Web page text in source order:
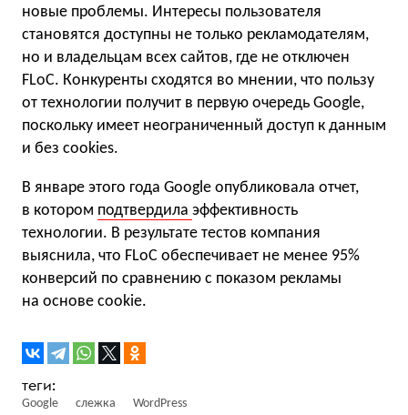
новые проблемы. Интересы пользователя
становятся доступны не только рекламодателям,
но и владельцам всех сайтов, где не отключен
FLoC. Конкуренты сходятся во мнении, что пользу
от технологии получит в первую очередь Google,
поскольку имеет неограниченный доступ к данным
и без cookies.
В январе этого года Google опубликовала отчет,
в котором подтвердила эффективность
технологии. В результате тестов компания
выяснила, что FLoC обеспечивает не менее 95%
конверсий по сравнению с показом рекламы
на основе cookie.
Google слежка WordPress